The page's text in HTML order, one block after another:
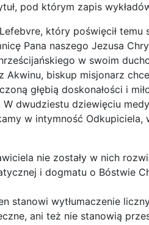
pod którym zapis
który poświęcił temu
Pana naszego Jezusa
w swoim
Akwinu, biskup misjonarz
głębią doskonałości i
dwudziestu dziewięciu
w intymność Odkupiciela,
nie zostały w nich
i dogmatu o Bóstwie
stanowi wytłumaczenie
ani też nie stanowią